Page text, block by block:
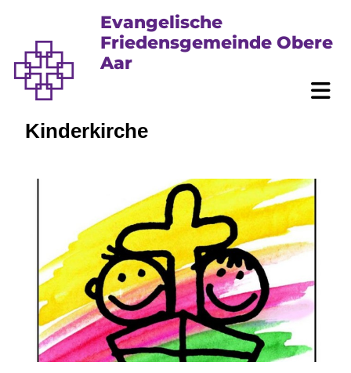
Evangelische
Friedensgemeinde Obere
Aar
Kinderkirche